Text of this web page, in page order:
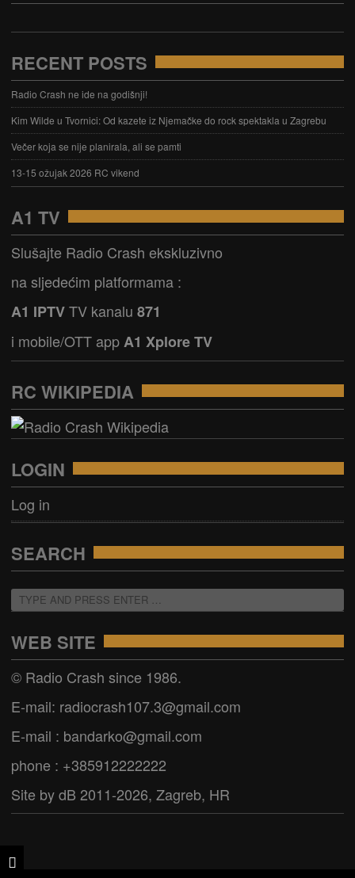
RECENT POSTS
Radio Crash ne ide na godišnji!
Kim Wilde u Tvornici: Od kazete iz Njemačke do rock spektakla u Zagrebu
Večer koja se nije planirala, ali se pamti
13-15 ožujak 2026 RC vikend
A1 TV
Slušajte Radio Crash ekskluzivno
na sljedećim platformama :
A1 IPTVTV kanalu 871
i mobile/OTT app A1 Xplore TV
RC WIKIPEDIA
LOGIN
Log in
SEARCH
WEB SITE
© Radio Crash since 1986.
E-mail: radiocrash107.3@gmail.com
E-mail : bandarko@gmail.com
phone : +385912222222
Site by dB 2011-2026, Zagreb, HR